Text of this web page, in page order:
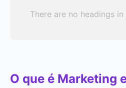
There are no headings
O que é Marketing